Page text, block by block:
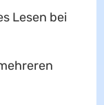
Lesen bei